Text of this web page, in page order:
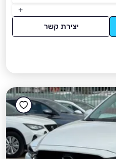
יצירת קשר